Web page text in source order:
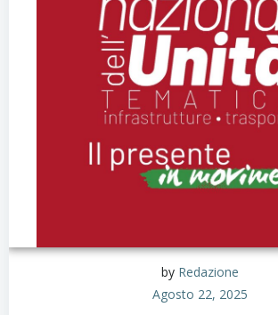
by Redazione
Agosto 22, 2025